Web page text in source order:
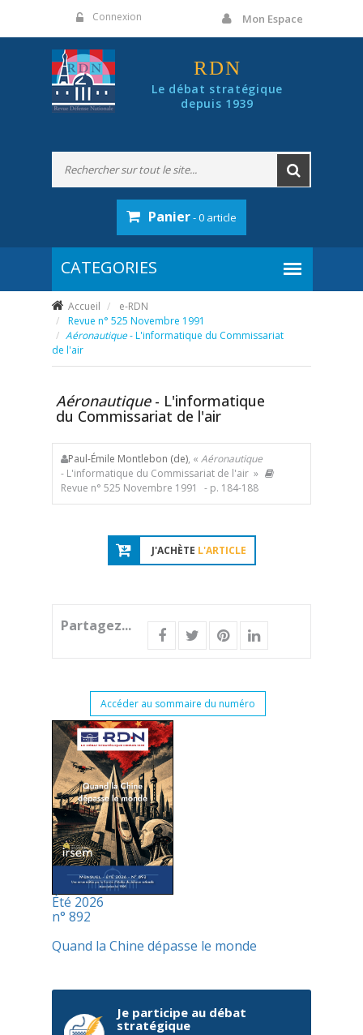
Connexion Mon Espace
RDN
Le débat stratégique
depuis 1939
Panier- 0 article
Accueil
e-RDN
Revue n° 525 Novembre 1991
Aéronautique- L'informatique du Commissariat
de l'air
Aéronautique - L'informatique
du Commissariat de l'air
Paul-Émile Montlebon (de), « Aéronautique
- L'informatique du Commissariat de l'air »
Revue n° 525 Novembre 1991
- p. 184-188
J'ACHÈTE L'ARTICLE
Partagez...
Accéder au sommaire du numéro
Été 2026
n° 892
Quand la Chine dépasse le monde
Je participe au débat
stratégique